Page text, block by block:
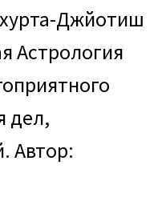
Джйотиш
Астрология
дел,
Автор: